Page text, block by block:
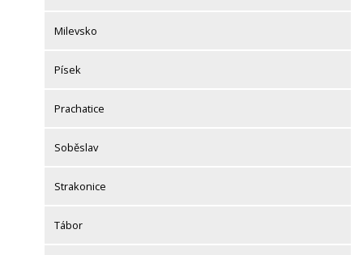
Milevsko
Písek
Prachatice
Soběslav
Strakonice
Tábor